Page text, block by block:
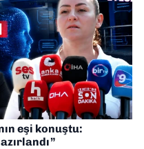
eşi konuştu: